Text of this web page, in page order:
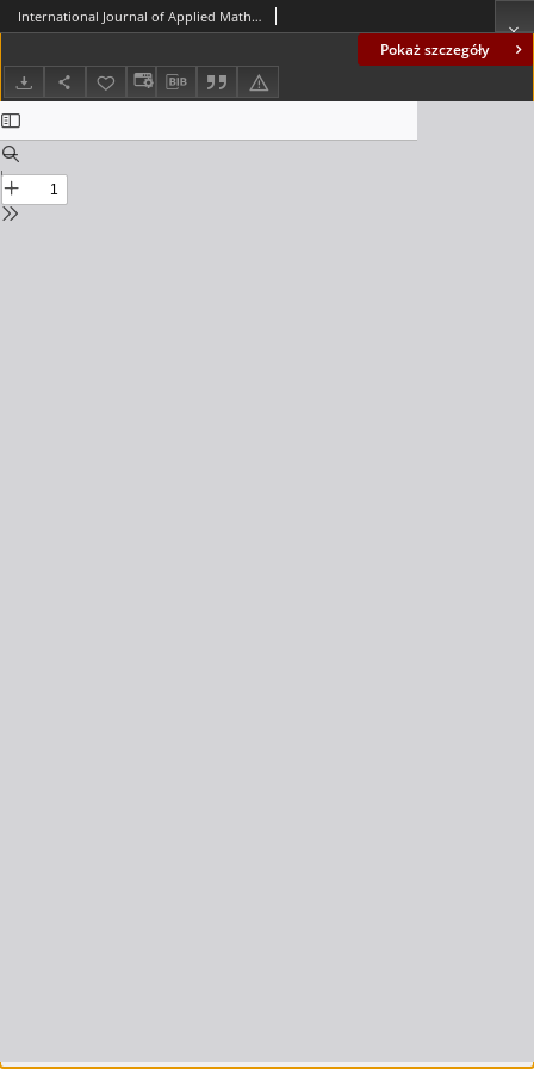
Pokaż szczegóły
International Journal of Applied Mathematics and Computer Science (AMCS), volume 22, number 3 (2012) - Contents